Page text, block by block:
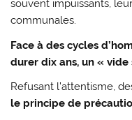
souvent impuissants,
communales.
Face à des cycles
durer dix ans, un «
Refusant l’attentisme,
le principe de